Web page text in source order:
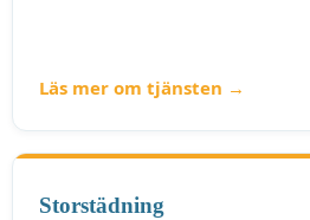
Läs mer om tjänsten →
Storstädning